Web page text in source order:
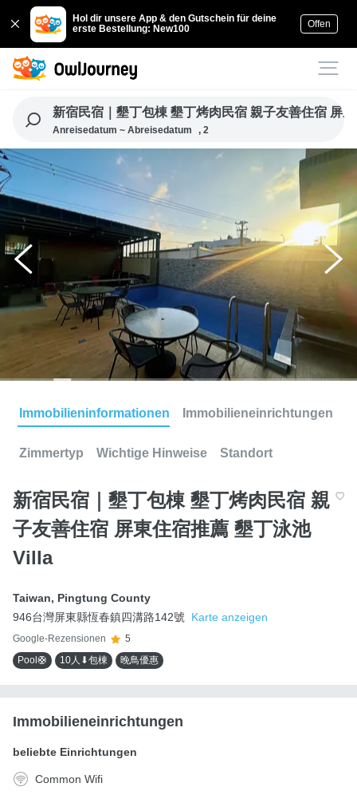
Hol dir unsere App & den Gutschein für deine
erste Bestellung: New100
Offen
新宿民宿｜墾丁包棟 墾丁烤肉民宿 親子友善住宿 屏
Anreisedatum ~ Abreisedatum , 2
Immobilieninformationen Immobilieneinrichtungen
Zimmertyp Wichtige Hinweise Standort
新宿民宿｜墾丁包棟 墾丁烤肉民宿 親
子友善住宿 屏東住宿推薦 墾丁泳池
Villa
Taiwan, Pingtung County
946台灣屏東縣恆春鎮四溝路142號
Karte anzeigen
Google-Rezensionen
5
Pool🛟
10人⬇包棟 晚鳥優惠
Immobilieneinrichtungen
beliebte Einrichtungen
Common Wifi